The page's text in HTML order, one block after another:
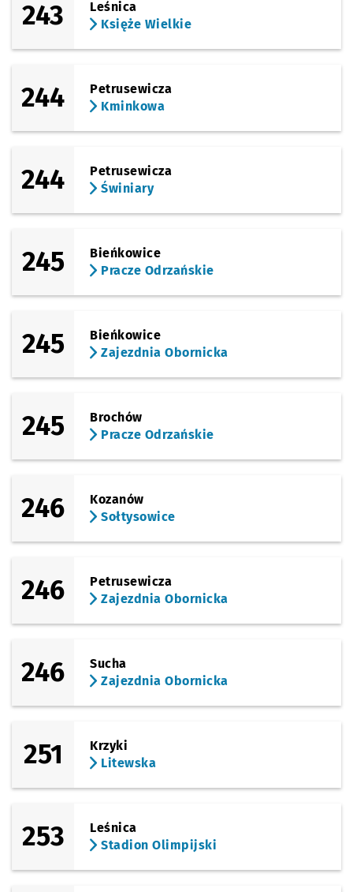
243
Leśnica
Księże Wielkie
244
Petrusewicza
Kminkowa
244
Petrusewicza
Świniary
245
Bieńkowice
Pracze Odrzańskie
245
Bieńkowice
Zajezdnia Obornicka
245
Brochów
Pracze Odrzańskie
246
Kozanów
Sołtysowice
246
Petrusewicza
Zajezdnia Obornicka
246
Sucha
Zajezdnia Obornicka
251
Krzyki
Litewska
253
Leśnica
Stadion Olimpijski